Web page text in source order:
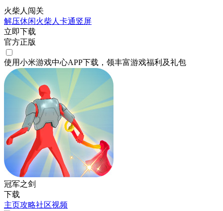
火柴人闯关
解压休闲火柴人 卡通竖屏
立即下载
官方正版
使用小米游戏中心APP下载 ，领丰富游戏福利 及礼包
冠军之剑
下载
主页攻略社区视频